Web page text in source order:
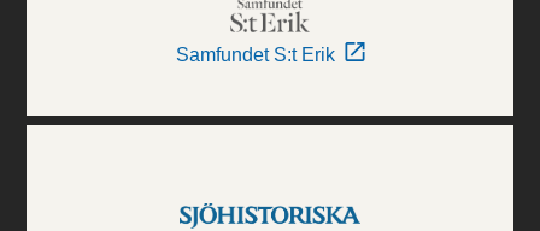
Samfundet S:t Erik